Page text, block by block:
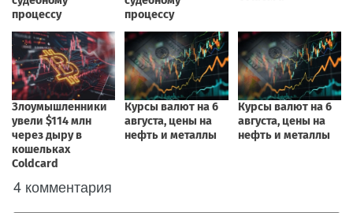
4 комментария